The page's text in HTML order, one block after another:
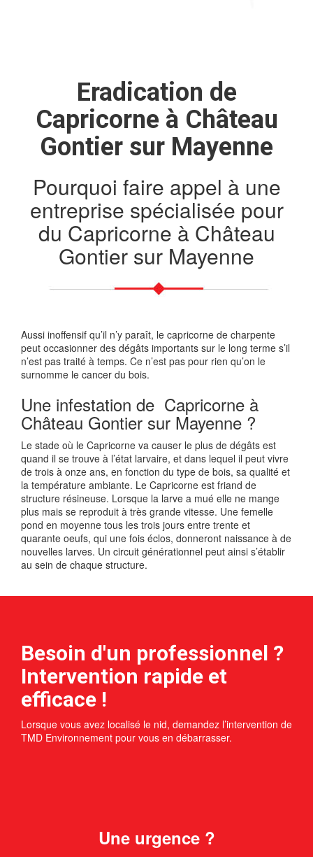
Eradication de
Capricorne à Château
Gontier sur Mayenne
Pourquoi faire appel à une
entreprise spécialisée pour
du Capricorne à Château
Gontier sur Mayenne
Aussi inoffensif qu’il n’y paraît, le capricorne de charpente
peut occasionner des dégâts importants sur le long terme s’il
n’est pas traité à temps. Ce n’est pas pour rien qu’on le
surnomme le cancer du bois.
Une infestation de Capricorne à
Château Gontier sur Mayenne ?
Le stade où le Capricorne va causer le plus de dégâts est
quand il se trouve à l’état larvaire, et dans lequel il peut vivre
de trois à onze ans, en fonction du type de bois, sa qualité et
la température ambiante. Le Capricorne est friand de
structure résineuse. Lorsque la larve a mué elle ne mange
plus mais se reproduit à très grande vitesse. Une femelle
pond en moyenne tous les trois jours entre trente et
quarante oeufs, qui une fois éclos, donneront naissance à de
nouvelles larves. Un circuit générationnel peut ainsi s’établir
au sein de chaque structure.
Besoin d'un professionnel ?
Intervention rapide et
efficace !
Lorsque vous avez localisé le nid, demandez l’intervention de
TMD Environnement pour vous en débarrasser.
Une urgence ?